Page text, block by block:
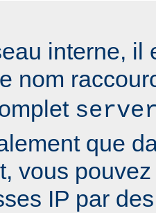
interne, il
nom
que
vous
IP par